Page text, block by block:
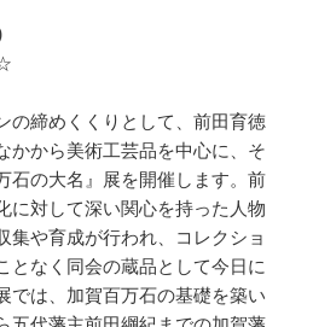
の締めくくりとして、前田育徳
かから美術工芸品を中心に、そ
石の大名』展を開催します。前
に対して深い関心を持った人物
集や育成が行われ、コレクショ
となく同会の蔵品として今日に
では、加賀百万石の基礎を築い